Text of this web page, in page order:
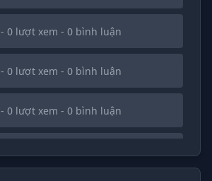
- 0 lượt xem - 0 bình luận
- 0 lượt xem - 0 bình luận
- 0 lượt xem - 0 bình luận